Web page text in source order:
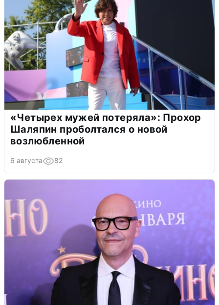
«Четырех мужей потеряла»: Прохор
Шаляпин проболтался о новой
возлюбленной
6 августа 82